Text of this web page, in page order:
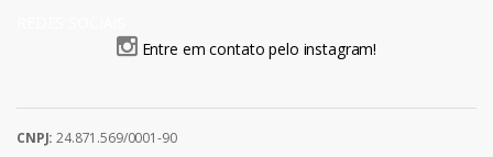
Entre em contato pelo instagram!
CNPJ: 24.871.569/0001-90